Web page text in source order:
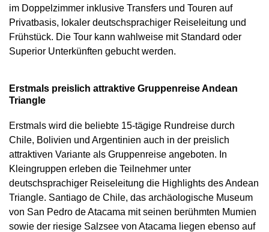
im Doppelzimmer inklusive Transfers und Touren auf
Privatbasis, lokaler deutschsprachiger Reiseleitung und
Frühstück. Die Tour kann wahlweise mit Standard oder
Superior Unterkünften gebucht werden.
Erstmals preislich attraktive Gruppenreise Andean
Triangle
Erstmals wird die beliebte 15-tägige Rundreise durch
Chile, Bolivien und Argentinien auch in der preislich
attraktiven Variante als Gruppenreise angeboten. In
Kleingruppen erleben die Teilnehmer unter
deutschsprachiger Reiseleitung die Highlights des Andean
Triangle. Santiago de Chile, das archäologische Museum
von San Pedro de Atacama mit seinen berühmten Mumien
sowie der riesige Salzsee von Atacama liegen ebenso auf